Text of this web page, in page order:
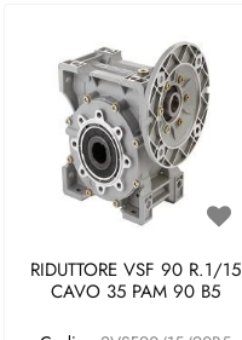
RIDUTTORE VSF 90 R.1/15
CAVO 35 PAM 90 B5